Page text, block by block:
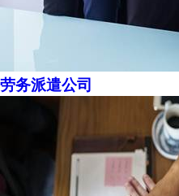
劳务派遣公司